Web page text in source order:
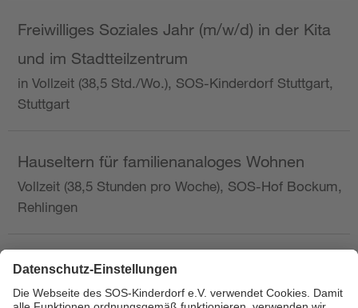
Freiwilliges Soziales Jahr (m/w/d) in der Kita
und im Stadtteilzentrum
in Vollzeit (38,5 Std./Wo.), SOS-Kinderdorf Stuttgart,
Stuttgart
Hauseltern für familienanaloges Wohnen
Vollzeit (38,5 Stunden pro Woche), SOS-Hof Bockum,
Rehlingen
Hauswirtschafterin / Köchin (m/w/d) als
Ausbilderin (m/w/d) im Bereich